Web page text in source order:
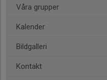
Våra grupper
Kalender
Bildgalleri
Kontakt